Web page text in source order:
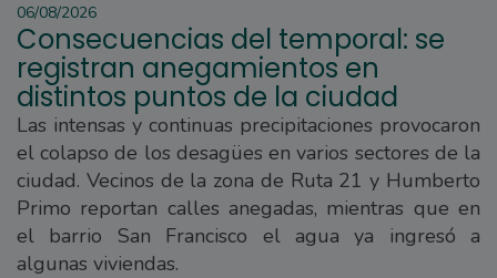
06/08/2026
Consecuencias del temporal: se
registran anegamientos en
distintos puntos de la ciudad
Las intensas y continuas precipitaciones provocaron
el colapso de los desagües en varios sectores de la
ciudad. Vecinos de la zona de Ruta 21 y Humberto
Primo reportan calles anegadas, mientras que en
el barrio San Francisco el agua ya ingresó a
algunas viviendas.